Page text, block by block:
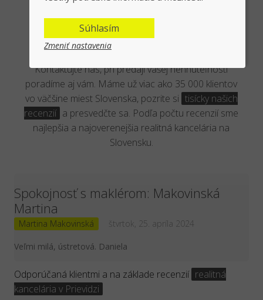
Overená kancelária reálnymi
klientmi
Kontaktujte nás, pri predaji vašej nehnuteľnosti
poradíme aj vám. Máme už viac ako 35 000 klientov
vo väčšine miest Slovenska, pozrite si tisícky našich
recenzií a presvedčte sa. Podľa počtu recenzií sme
najlepšia a najoverenejšia realitná kancelária na
Slovensku.
Spokojnosť s maklérom: Makovinská
Martina
Martina Makovinská štvrtok, 25. apríla 2024
Veľmi milá, ústretová. Daniela
Odporúčaná klientmi a na základe recenzií realitná
kancelária v Prievidzi
Súhlasím
Zmeniť nastavenia